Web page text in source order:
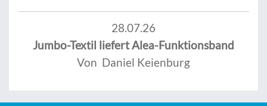
28.07.26
Jumbo-Textil liefert Alea-Funktionsband
Von Daniel Keienburg